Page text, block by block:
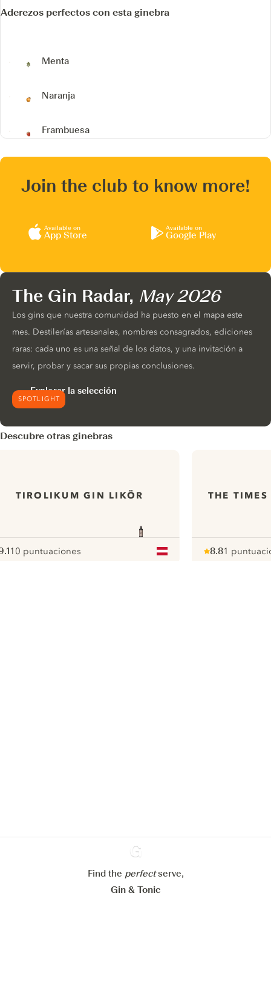
Aderezos perfectos con esta ginebra
Menta
Naranja
Frambuesa
Join the club to know more!
Available on
App Store
Available on
Google Play
SPOTLIGHT
The Gin Radar, May 2026
Los gins que nuestra comunidad ha puesto en el mapa este
mes. Destilerías artesanales, nombres consagrados, ediciones
raras: cada uno es una señal de los datos, y una invitación a
servir, probar y sacar sus propias conclusiones.
Explorar la selección
Descubre otras ginebras
TIROLIKUM GIN LIKÖR
pour
10 puntuaciones
THE
8.8
pour
1
Ginventory
Find the perfectserve,
Gin & Tonic
Paramétrer mes cookies
Refuser tout Accepter tout